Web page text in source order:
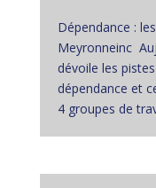
Dépendance :
Meyronneinc
dévoile les
dépendance et
4 groupes de